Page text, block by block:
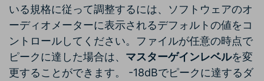
いる規格に従って調整するには、ソフトウェアのオ
ーディオメーターに表示されるデフォルトの値をコ
ントロールしてください。ファイルが任意の時点で
ピークに達した場合は、 マスターゲインレベルを変
更することができます。 -18dBでピークに達するダ